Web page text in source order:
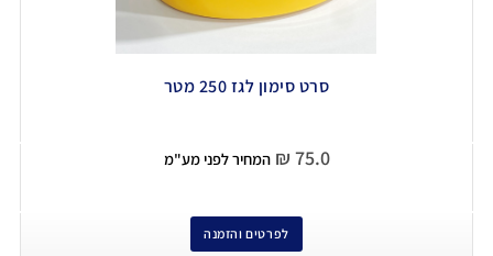
סרט סימון לגז 250 מטר
₪ 75.0 המחיר לפני מע"מ
לפרטים והזמנה